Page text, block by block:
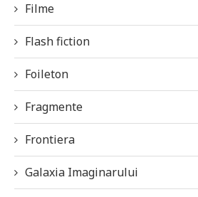
Filme
Flash fiction
Foileton
Fragmente
Frontiera
Galaxia Imaginarului